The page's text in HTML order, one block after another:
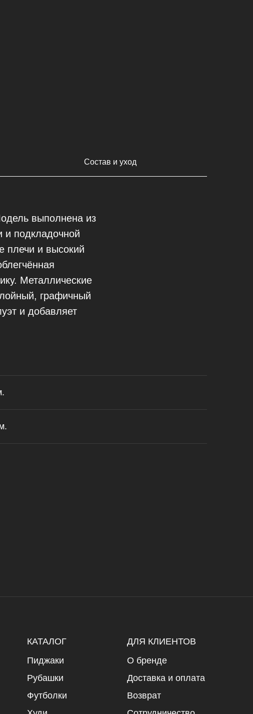
Состав и уход
выполнена из
и подкладочной
плечи и высокий
Металлические
графичный
и добавляет
КАТАЛОГ
ДЛЯ КЛИЕНТОВ
Пиджаки
О бренде
Рубашки
Доставка и оплата
Футболки
Возврат